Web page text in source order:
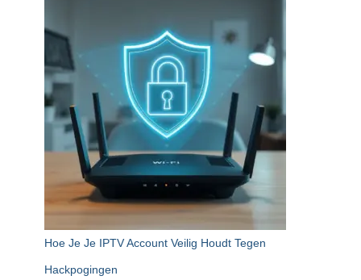
Hoe Je Je IPTV Account Veilig Houdt Tegen
Hackpogingen